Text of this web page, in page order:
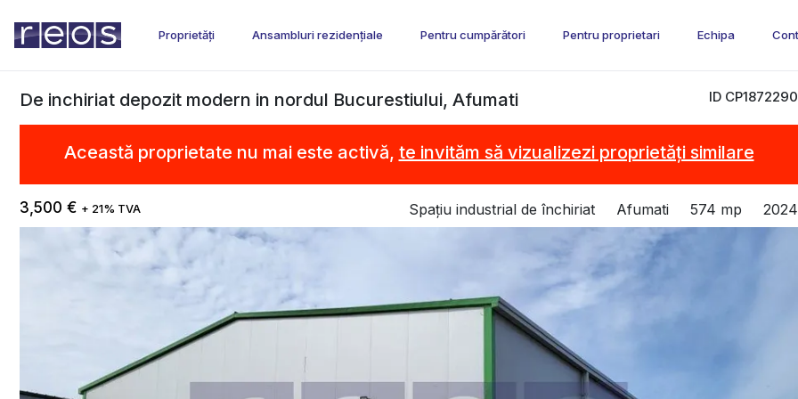
Proprietăți Ansambluri rezidențiale Pentru cumpărători Pentru proprietari Echipa
ID CP1872290
De inchiriat depozit modern in nordul Bucurestiului, Afumati
Această proprietate nu mai este activă, te invităm să vizualizezi proprietăți similare
3,500 € + 21% TVA Spațiu industrial de închiriat Afumati 574 mp 2024